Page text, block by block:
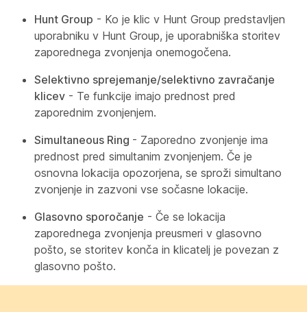
Hunt Group - Ko je klic v Hunt Group predstavljen
uporabniku v Hunt Group, je uporabniška storitev
zaporednega zvonjenja onemogočena.
Selektivno sprejemanje/selektivno zavračanje
klicev - Te funkcije imajo prednost pred
zaporednim zvonjenjem.
Simultaneous Ring - Zaporedno zvonjenje ima
prednost pred simultanim zvonjenjem. Če je
osnovna lokacija opozorjena, se sproži simultano
zvonjenje in zazvoni vse sočasne lokacije.
Glasovno sporočanje - Če se lokacija
zaporednega zvonjenja preusmeri v glasovno
pošto, se storitev konča in klicatelj je povezan z
glasovno pošto.